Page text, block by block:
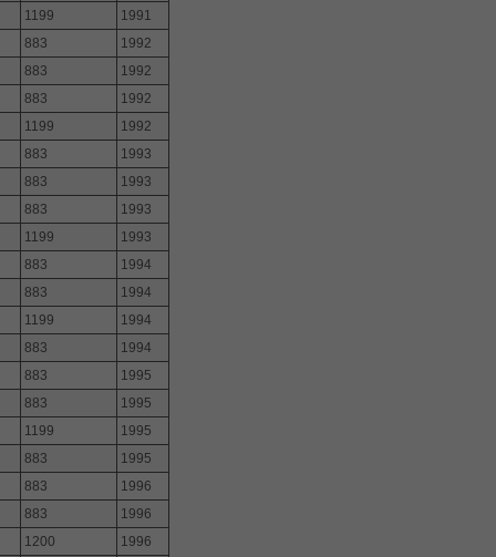
1199
1991
883
1992
883
1992
883
1992
1199
1992
883
1993
883
1993
883
1993
1199
1993
883
1994
883
1994
1199
1994
883
1994
883
1995
883
1995
1199
1995
883
1995
883
1996
883
1996
1200
1996